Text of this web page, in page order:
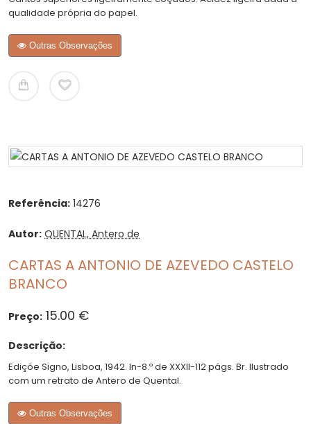
qualidade própria do papel.
Outras Observações
Referência: 14276
Autor: QUENTAL, Antero de
CARTAS A ANTONIO DE AZEVEDO CASTELO
BRANCO
Preço: 15.00 €
Descrição:
Ediçõe Signo, Lisboa, 1942. In-8.º de XXXII-112 págs. Br. Ilustrado
com um retrato de Antero de Quental.
Outras Observações